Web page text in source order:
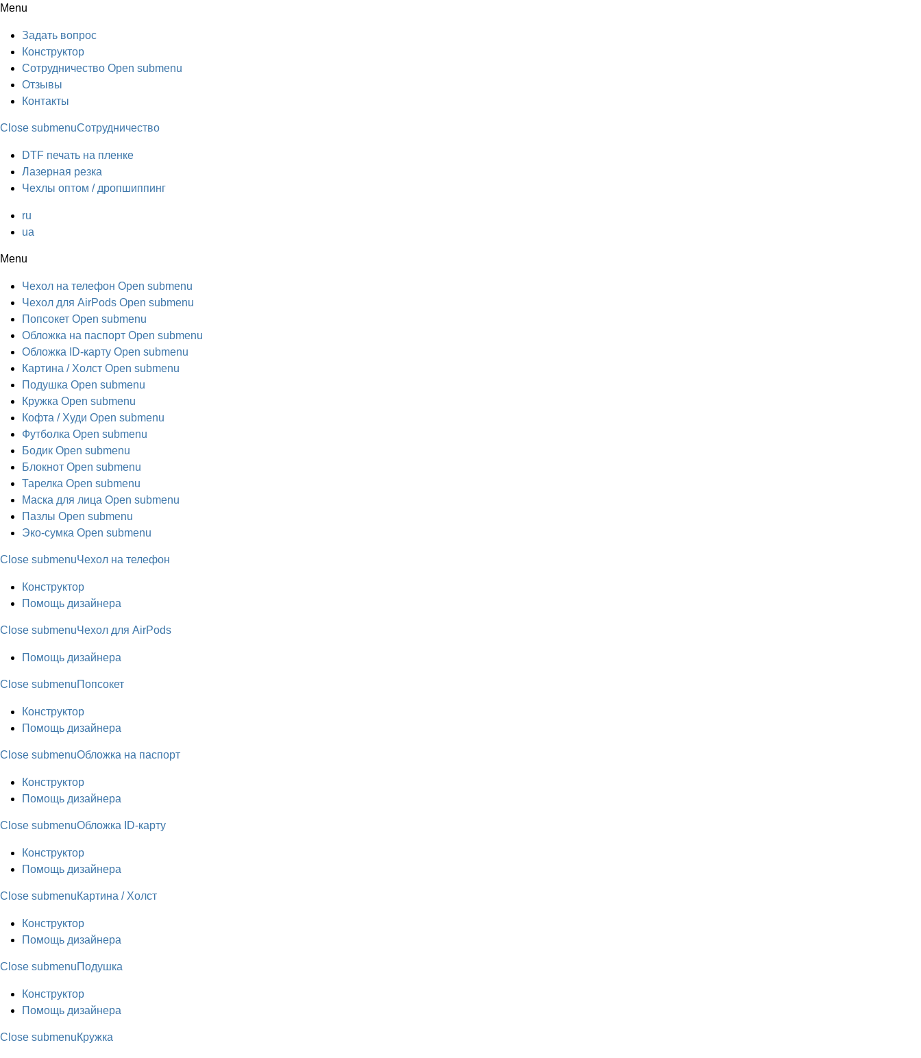
Menu
Задать вопрос
Конструктор
Сотрудничество Open submenu
Отзывы
Контакты
Close submenuСотрудничество
DTF печать на пленке
Лазерная резка
Чехлы оптом / дропшиппинг
ru
ua
Menu
Чехол на телефон Open submenu
Чехол для AirPods Open submenu
Попсокет Open submenu
Обложка на паспорт Open submenu
Обложка ID-карту Open submenu
Картина / Холст Open submenu
Подушка Open submenu
Кружка Open submenu
Кофта / Худи Open submenu
Футболка Open submenu
Бодик Open submenu
Блокнот Open submenu
Тарелка Open submenu
Маска для лица Open submenu
Пазлы Open submenu
Эко-сумка Open submenu
Close submenuЧехол на телефон
Конструктор
Помощь дизайнера
Close submenuЧехол для AirPods
Помощь дизайнера
Close submenuПопсокет
Конструктор
Помощь дизайнера
Close submenuОбложка на паспорт
Конструктор
Помощь дизайнера
Close submenuОбложка ID-карту
Конструктор
Помощь дизайнера
Close submenuКартина / Холст
Конструктор
Помощь дизайнера
Close submenuПодушка
Конструктор
Помощь дизайнера
Close submenuКружка